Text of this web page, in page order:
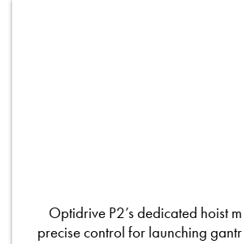
Optidrive P2’s dedicated hoist
precise control for launching